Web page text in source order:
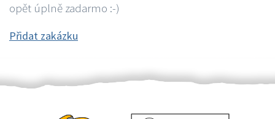
opět úplně zadarmo :-)
Přidat zakázku